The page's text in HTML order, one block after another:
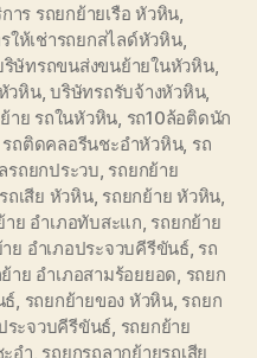
าร รถยกย้ายเรือ หัวหิน
ให้เช่ารถยกสไลด์หัวหิน,
ษัทรถขนส่งขนย้ายในหัวหิน,
วหิน,บริษัทรถรับจ้างหัวหิน,
าย รถในหัวหิน รถ10ล้อติดนัก
รถติดคลอรีนชะอำหัวหิน, รถ
รถยกประวบ รถยกย้าย
ถเสีย หัวหิน, รถยกย้าย หัวหิน
าย อำเภอทับสะแก รถยกย้าย
ย อำเภอประจวบคีรีขันธ์, รถ
าย อำเภอสามร้อยยอด รถยก
ธ์ รถยกย้ายของ หัวหิน, รถยก
ระจวบคีรีขันธ์ รถยกย้าย
อำ รถยกรถลากย้ายรถเสีย